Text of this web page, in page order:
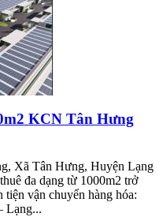
KCN Tân Hưng
Xã Tân Hưng, Huyện Lạng
đa dạng từ 1000m2 trở
vận chuyển hàng hóa:
Lạng...